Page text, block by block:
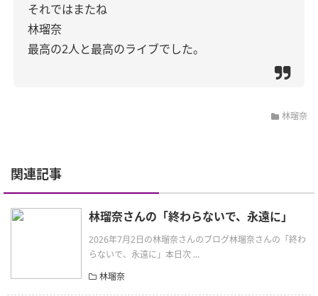
それではまたね
林瑠奈
最高の2人と最高のライブでした。
林瑠奈
関連記事
林瑠奈さんの「終わらないで、永遠に」
2026年7月2日の林瑠奈さんのブログ林瑠奈さんの「終わ
らないで、永遠に」本日次 ...
林瑠奈